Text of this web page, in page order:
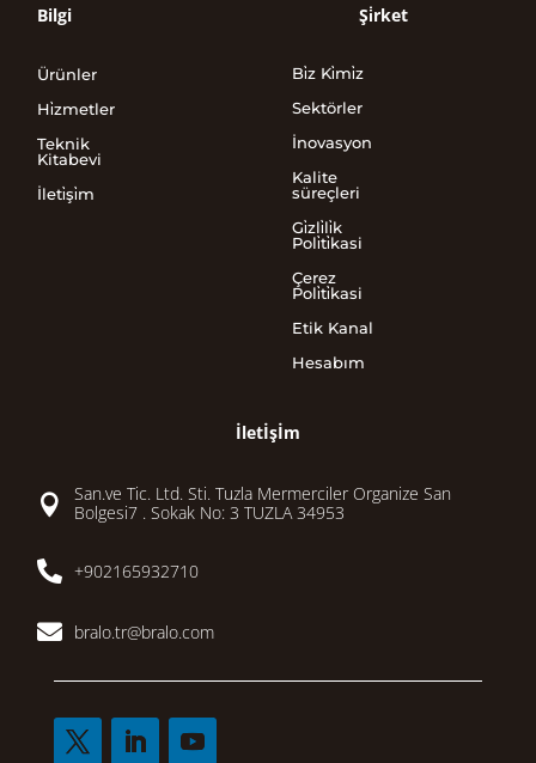
Bilgi
Ürünler
Hi̇zmetler
Teknik
Kitabevi
İleti̇şi̇m
Şi̇rket
Bi̇z Ki̇mi̇z
Sektörler
İnovasyon
Kalite
süreçleri
Gi̇zli̇li̇k
Poli̇ti̇kasi
Çerez
Poli̇ti̇kasi
Etik Kanal
Hesabım
İletİşİm

San.ve Tic. Ltd. Sti. Tuzla Mermerciler Organize San
Bolgesi7 . Sokak No: 3 TUZLA 34953
 +902165932710
 bralo.tr@bralo.com